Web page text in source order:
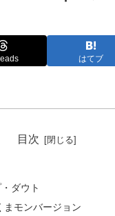
はてブ
目次
ダウト
まモンバージョン